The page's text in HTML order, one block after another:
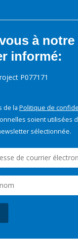
à
informé:
P077171
de la Politique de
soient utilisées
sélectionnée.